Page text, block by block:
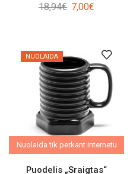
18,94€ Original
7,00€
7,00€.
NUOLAIDA
Nuolaida tik perkant internetu
Puodelis „Sraigtas“